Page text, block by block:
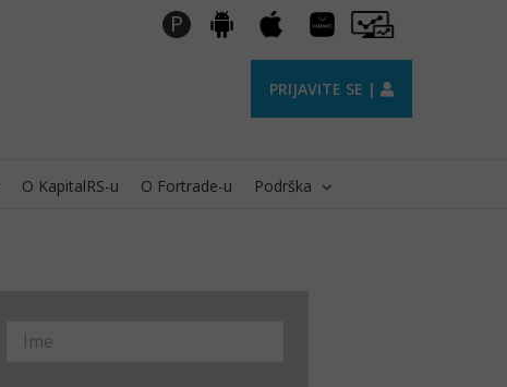
P Android Apple
Huawei
AppGallery
Pro
Trader
PRIJAVITE SE |
O KapitalRS-u O Fortrade-u Podrška